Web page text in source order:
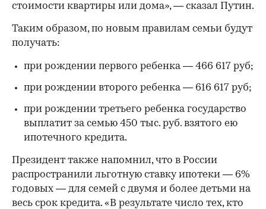
стоимости квартиры или дома», — сказал Путин.
Таким образом, по новым правилам семьи будут
получать:
при рождении первого ребенка — 466 617 руб;
при рождении второго ребенка — 616 617 руб;
при рождении третьего ребенка государство
выплатит за семью 450 тыс. руб. взятого ею
ипотечного кредита.
Президент также напомнил, что в России
распространили льготную ставку ипотеки — 6%
годовых — для семей с двумя и более детьми на
весь срок кредита. «В результате число тех, кто